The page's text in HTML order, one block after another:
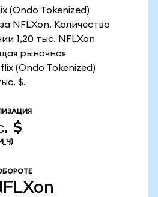
(Ondo Tokenized)
NFLXon. Количество
1,20 тыс. NFLXon
рыночная
(Ondo Tokenized)
$.
$
Ч)